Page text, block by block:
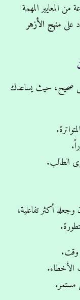
المعايير المهمة
على منهج الأزهر
صحيح، حيث يساعدك
الطالب.
وجعله أكثر تفاعلية،
وقت.
الأخطاء.